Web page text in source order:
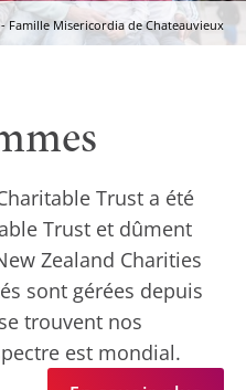
Famille Misericordia de Chateauvieux
Trust a été
Trust et dûment
Zealand Charities
sont gérées depuis
trouvent nos
est mondial.